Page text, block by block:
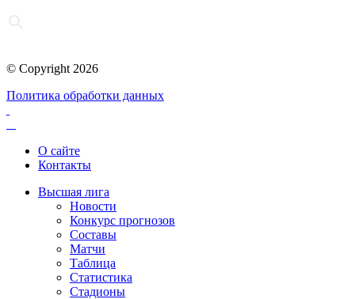
© Copyright 2026
Политика обработки данных
О сайте
Контакты
Высшая лига
Новости
Конкурс прогнозов
Составы
Матчи
Таблица
Статистика
Стадионы